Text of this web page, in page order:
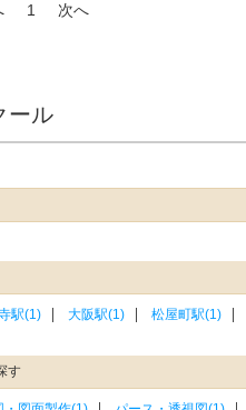
1 次へ
ール
駅(1) 大阪駅(1) 松屋町駅(1)
す